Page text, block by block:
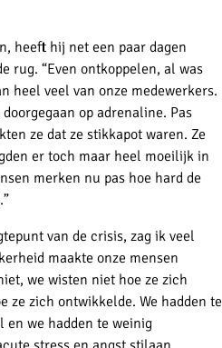
heeft hij net een paar dagen
rug. “Even ontkoppelen, al was
heel veel van onze medewerkers.
op adrenaline. Pas
ze dat ze stikkapot waren. Ze
er toch maar heel moeilijk in
merken nu pas hoe hard de
van de crisis, zag ik veel
maakte onze mensen
we wisten niet hoe ze zich
ze zich ontwikkelde. We hadden te
en we hadden te weinig